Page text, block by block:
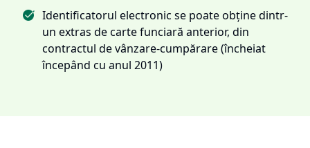
Identificatorul electronic se poate obține dintr-
un extras de carte funciară anterior, din
contractul de vânzare-cumpărare (încheiat
începând cu anul 2011)